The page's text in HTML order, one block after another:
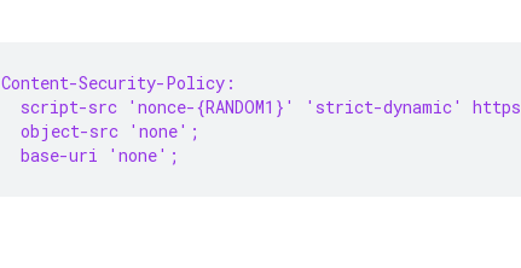
Content-Security-Policy:
script-src 'nonce-{RANDOM1}' 'strict-dynamic'
  object-src 'none';
  base-uri 'none';